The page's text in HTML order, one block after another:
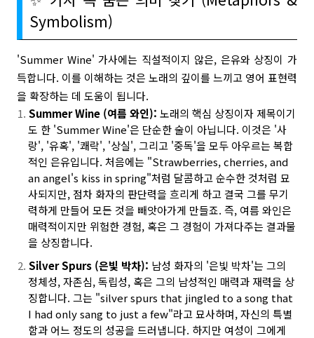
Symbolism)
'Summer Wine' 가사에는 직설적이지 않은, 은유와 상징이 가
득합니다. 이를 이해하는 것은 노래의 깊이를 느끼고 영어 표현력
을 확장하는 데 도움이 됩니다.
Summer Wine (여름 와인): 노래의 핵심 상징이자 제목이기
도 한 'Summer Wine'은 단순한 술이 아닙니다. 이것은 '사
랑', '유혹', '쾌락', '상실', 그리고 '중독'을 모두 아우르는 복합
적인 은유입니다. 처음에는 "Strawberries, cherries, and
an angel's kiss in spring"처럼 달콤하고 순수한 것처럼 묘
사되지만, 점차 화자의 판단력을 흐리게 하고 결국 그를 무기
력하게 만들어 모든 것을 빼앗아가게 만들죠. 즉, 여름 와인은
매력적이지만 위험한 경험, 혹은 그 경험이 가져다주는 결과물
을 상징합니다.
Silver Spurs (은빛 박차): 남성 화자의 '은빛 박차'는 그의
정체성, 자존심, 독립성, 혹은 그의 남성적인 매력과 재력을 상
징합니다. 그는 "silver spurs that jingled to a song that
I had only sang to just a few"라고 묘사하며, 자신의 특별
함과 어느 정도의 성공을 드러냅니다. 하지만 여성이 그에게